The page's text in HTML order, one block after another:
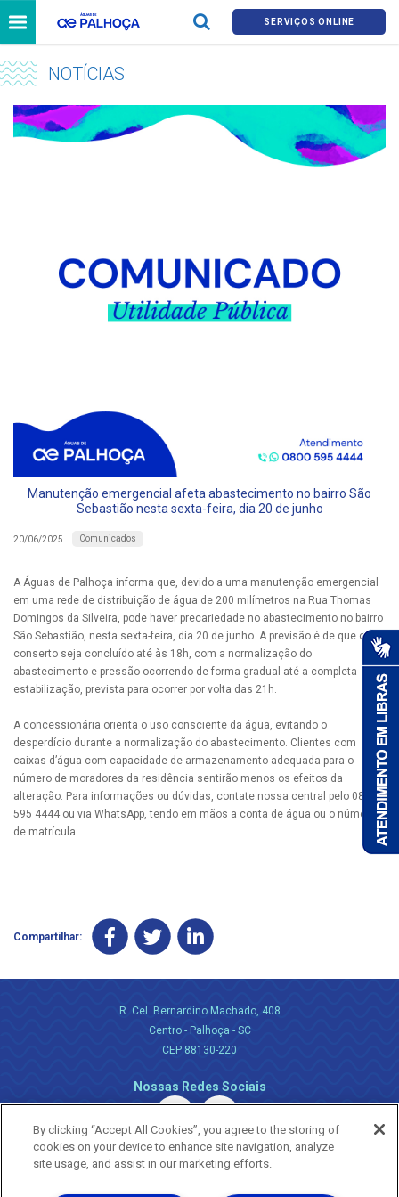
SERVIÇOS ONLINE
NOTÍCIAS
Manutenção emergencial afeta abastecimento no bairro São
Sebastião nesta sexta-feira, dia 20 de junho
20/06/2025 Comunicados
A Águas de Palhoça informa que, devido a uma manutenção emergencial
em uma rede de distribuição de água de 200 milímetros na Rua Thomas
Domingos da Silveira, pode haver precariedade no abastecimento no bairro
São Sebastião, nesta sexta-feira, dia 20 de junho. A previsão é de que o
conserto seja concluído até às 18h, com a normalização do
abastecimento e pressão ocorrendo de forma gradual até a completa
estabilização, prevista para ocorrer por volta das 21h.
A concessionária orienta o uso consciente da água, evitando o
desperdício durante a normalização do abastecimento. Clientes com
caixas d’água com capacidade de armazenamento adequada para o
número de moradores da residência sentirão menos os efeitos da
alteração. Para informações ou dúvidas, contate nossa central pelo 0800
595 4444 ou via WhatsApp, tendo em mãos a conta de água ou o número
de matrícula.
Compartilhar:
R. Cel. Bernardino Machado, 408
Centro - Palhoça - SC
CEP 88130-220
Nossas Redes Sociais
By clicking “Accept All Cookies”, you agree to the storing of
cookies on your device to enhance site navigation, analyze
site usage, and assist in our marketing efforts.